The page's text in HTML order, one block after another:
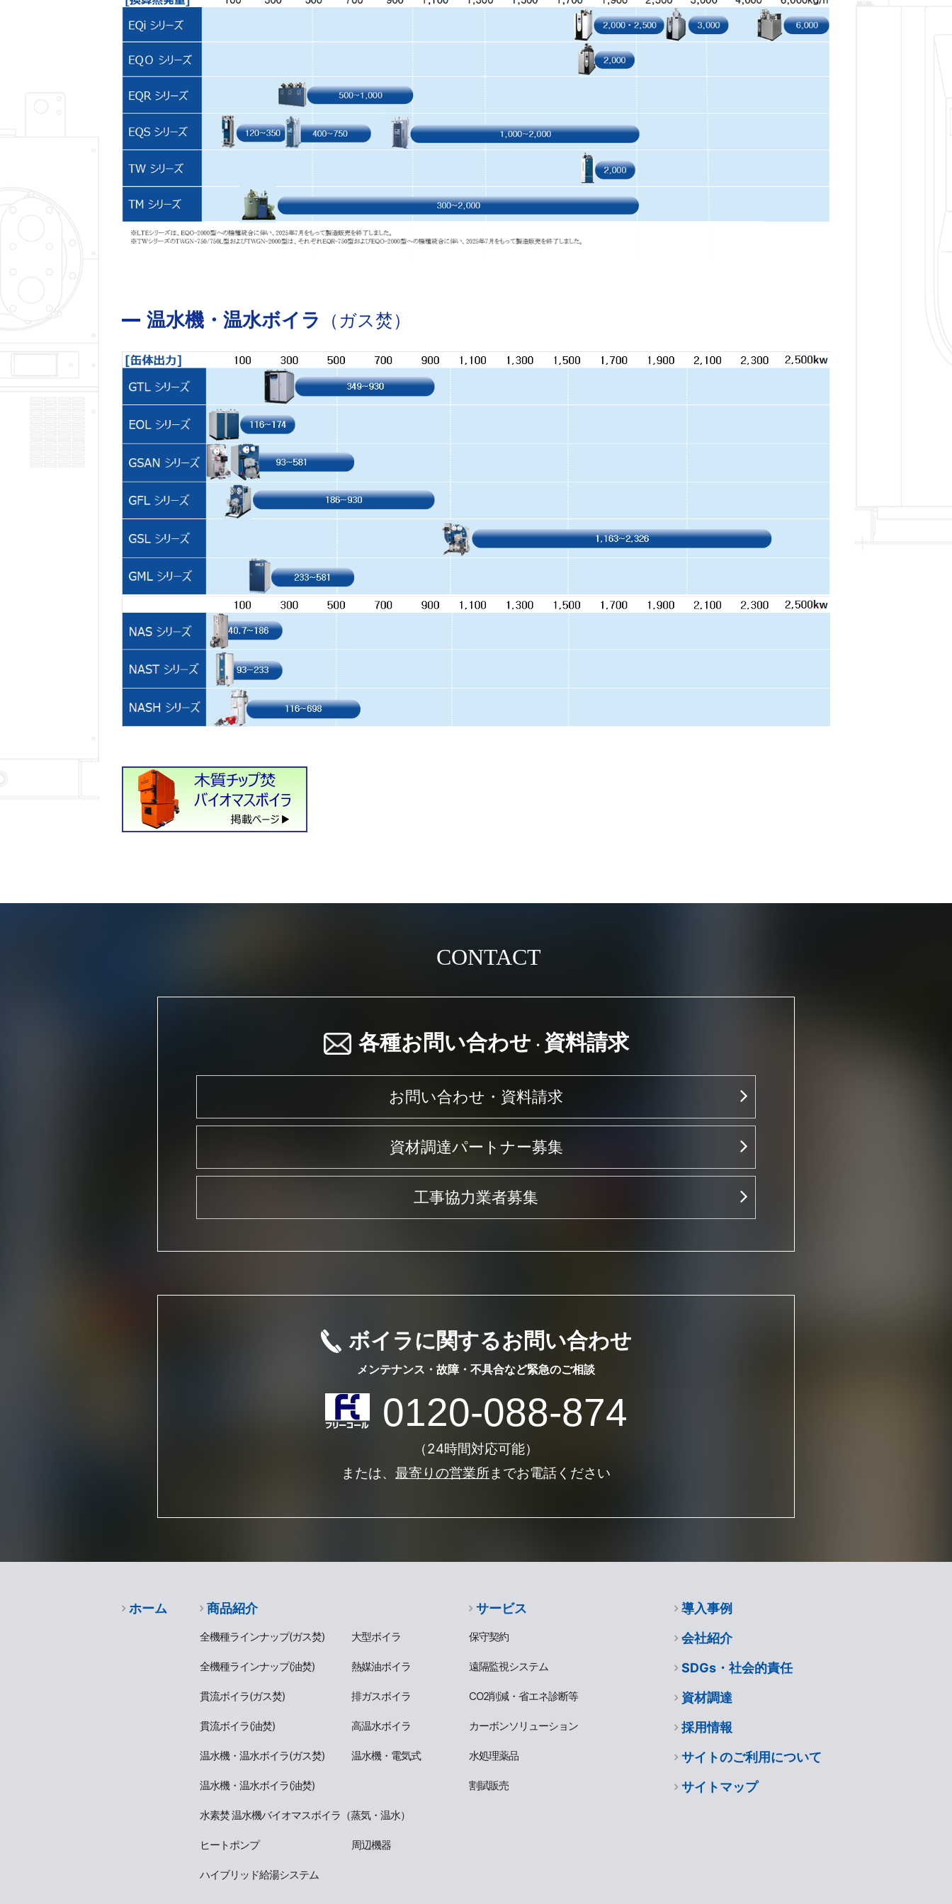
温水機・温水ボイラ （ガス焚）
CONTACT
各種お問い合わせ ・ 資料請求
お問い合わせ・資料請求
資材調達パートナー募集
工事協力業者募集
ボイラに関するお問い合わせ
メンテナンス・故障・不具合など緊急のご相談
0120-088-874
（24時間対応可能）
または、 最寄りの営業所までお電話ください
ホーム 商品紹介
全機種ラインナップ(ガス焚) 大型ボイラ
全機種ラインナップ(油焚) 熱媒油ボイラ
貫流ボイラ(ガス焚) 排ガスボイラ
貫流ボイラ(油焚) 高温水ボイラ
温水機・温水ボイラ(ガス焚) 温水機・電気式
温水機・温水ボイラ(油焚)
水素焚 温水機バイオマスボイラ（蒸気・温水）
ヒートポンプ 周辺機器
ハイブリッド給湯システム
サービス
保守契約
遠隔監視システム
CO2削減・省エネ診断等
カーボンソリューション
水処理薬品
割賦販売
導入事例
会社紹介
SDGs・社会的責任
資材調達
採用情報
サイトのご利用について
サイトマップ